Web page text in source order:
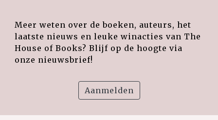
Meer weten over de boeken, auteurs, het
laatste nieuws en leuke winacties van The
House of Books? Blijf op de hoogte via
onze nieuwsbrief!
Aanmelden